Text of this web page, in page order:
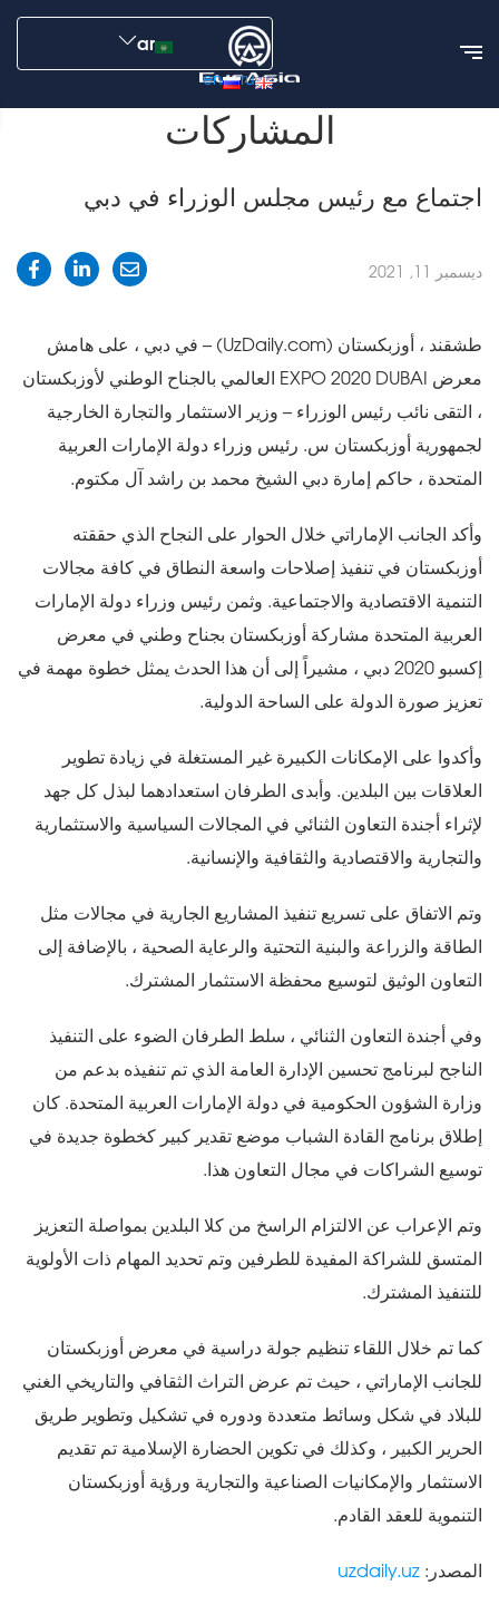
ar
en ru
اجتماع مع رئيس مجلس الوزراء في دبي
المشاركات
اجتماع مع رئيس مجلس الوزراء في دبي
ديسمبر 11, 2021
طشقند ، أوزبكستان (UzDaily.com) – في دبي ، على هامش
معرض EXPO 2020 DUBAI العالمي بالجناح الوطني لأوزبكستان
، التقى نائب رئيس الوزراء – وزير الاستثمار والتجارة الخارجية
لجمهورية أوزبكستان س. رئيس وزراء دولة الإمارات العربية
المتحدة ، حاكم إمارة دبي الشيخ محمد بن راشد آل مكتوم.
وأكد الجانب الإماراتي خلال الحوار على النجاح الذي حققته
أوزبكستان في تنفيذ إصلاحات واسعة النطاق في كافة مجالات
التنمية الاقتصادية والاجتماعية. وثمن رئيس وزراء دولة الإمارات
العربية المتحدة مشاركة أوزبكستان بجناح وطني في معرض
إكسبو 2020 دبي ، مشيراً إلى أن هذا الحدث يمثل خطوة مهمة في
تعزيز صورة الدولة على الساحة الدولية.
وأكدوا على الإمكانات الكبيرة غير المستغلة في زيادة تطوير
العلاقات بين البلدين. وأبدى الطرفان استعدادهما لبذل كل جهد
لإثراء أجندة التعاون الثنائي في المجالات السياسية والاستثمارية
والتجارية والاقتصادية والثقافية والإنسانية.
وتم الاتفاق على تسريع تنفيذ المشاريع الجارية في مجالات مثل
الطاقة والزراعة والبنية التحتية والرعاية الصحية ، بالإضافة إلى
التعاون الوثيق لتوسيع محفظة الاستثمار المشترك.
وفي أجندة التعاون الثنائي ، سلط الطرفان الضوء على التنفيذ
الناجح لبرنامج تحسين الإدارة العامة الذي تم تنفيذه بدعم من
وزارة الشؤون الحكومية في دولة الإمارات العربية المتحدة. كان
إطلاق برنامج القادة الشباب موضع تقدير كبير كخطوة جديدة في
توسيع الشراكات في مجال التعاون هذا.
وتم الإعراب عن الالتزام الراسخ من كلا البلدين بمواصلة التعزيز
المتسق للشراكة المفيدة للطرفين وتم تحديد المهام ذات الأولوية
للتنفيذ المشترك.
كما تم خلال اللقاء تنظيم جولة دراسية في معرض أوزبكستان
للجانب الإماراتي ، حيث تم عرض التراث الثقافي والتاريخي الغني
للبلاد في شكل وسائط متعددة ودوره في تشكيل وتطوير طريق
الحرير الكبير ، وكذلك في تكوين الحضارة الإسلامية تم تقديم
الاستثمار والإمكانيات الصناعية والتجارية ورؤية أوزبكستان
التنموية للعقد القادم.
المصدر: uzdaily.uz